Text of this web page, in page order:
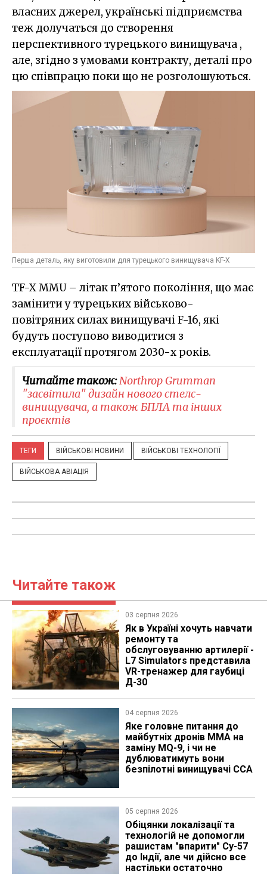
власних джерел, українські підприємства
теж долучаться до створення
перспективного турецького винищувача ,
але, згідно з умовами контракту, деталі про
цю співпрацю поки що не розголошуються.
Перша деталь, яку виготовили для турецького винищувача KF-X
TF-X MMU – літак п’ятого покоління, що має
замінити у турецьких військово-
повітряних силах винищувачі F-16, які
будуть поступово виводитися з
експлуатації протягом 2030-х років.
Читайте також:​Northrop Grumman​
"засвітила" дизайн нового стелс-
винищувача, а також БПЛА та інших
проєктів
ТЕГИ ВІЙСЬКОВІ НОВИНИ ВІЙСЬКОВІ ТЕХНОЛОГІЇ
ВІЙСЬКОВА АВІАЦІЯ
Читайте також
03 серпня 2026
Як в Україні хочуть навчати
ремонту та
обслуговуванню артилерії -
L7 Simulators представила
VR-тренажер для гаубиці
Д-30
04 серпня 2026
Яке головне питання до
майбутніх дронів MMA на
заміну MQ-9, і чи не
дублюватимуть вони
безпілотні винищувачі CCA
05 серпня 2026
Обіцянки локалізації та
технологій не допомогли
рашистам "впарити" Су-57
до Індії, але чи дійсно все
настільки остаточно